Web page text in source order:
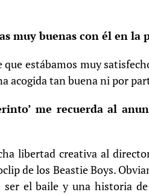
muy buenas con él en la
que estábamos muy
acogida tan buena ni por
me recuerda al
libertad creativa al
de los Beastie Boys.
el baile y una historia